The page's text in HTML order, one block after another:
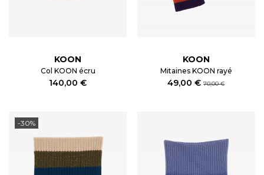
KOON
Col KOON écru
140,00 €
KOON
Mitaines KOON rayé
49,00 €70,00 €
-30%